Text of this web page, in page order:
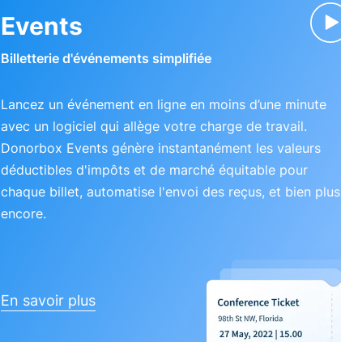
Events
Billetterie d'événements simplifiée
Lancez un événement en ligne en moins d’une minute
avec un logiciel qui allège votre charge de travail.
Donorbox Events génère instantanément les valeurs
déductibles d'impôts et de marché équitable pour
chaque billet, automatise l'envoi des reçus, et bien plus
encore.
En savoir plus